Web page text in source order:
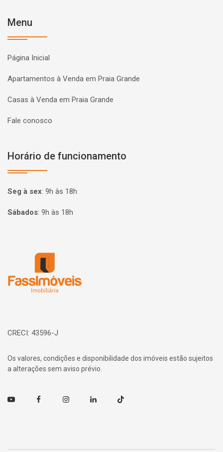
Menu
Página Inicial
Apartamentos à Venda em Praia Grande
Casas à Venda em Praia Grande
Fale conosco
Horário de funcionamento
Seg à sex: 9h às 18h
Sábados: 9h às 18h
CRECI: 43596-J
Os valores, condições e disponibilidade dos imóveis estão sujeitos
a alterações sem aviso prévio.
Youtube FacebookInstagramLinkedin TikTok